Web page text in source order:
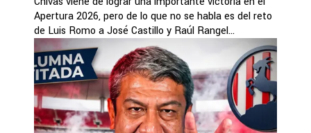
Apertura 2026, pero de lo que no se habla es del reto
de Luis Romo a José Castillo y Raúl Rangel...